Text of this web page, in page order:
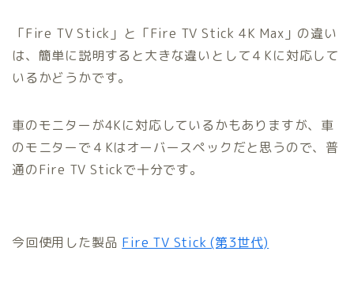
「Fire TV Stick」と「Fire TV Stick 4K Max」の違い
は、簡単に説明すると大きな違いとして４Kに対応して
いるかどうかです。
車のモニターが4Kに対応しているかもありますが、車
のモニターで４Kはオーバースペックだと思うので、普
通のFire TV Stickで十分です。
今回使用した製品 Fire TV Stick (第3世代)